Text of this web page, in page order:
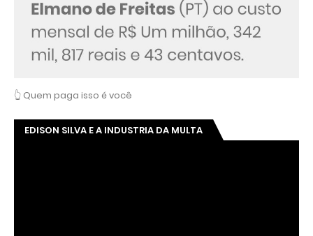
👆 Quem paga isso é você
EDISON SILVA E A INDUSTRIA DA MULTA